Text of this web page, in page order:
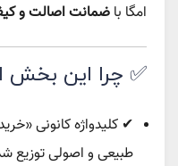
امگا با ضمانت اصالت و
✅ چرا این بخش
✔ کلیدواژه کانونی
طبیعی و اصولی توزیع